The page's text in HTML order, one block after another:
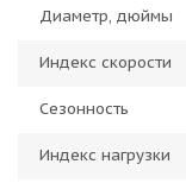
Диаметр, дюймы
Индекс скорости
Сезонность
Индекс нагрузки